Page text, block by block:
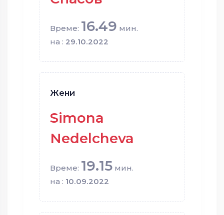
Време: 16.49 мин.
на : 29.10.2022
Жени
Simona
Nedelcheva
Време: 19.15 мин.
на : 10.09.2022